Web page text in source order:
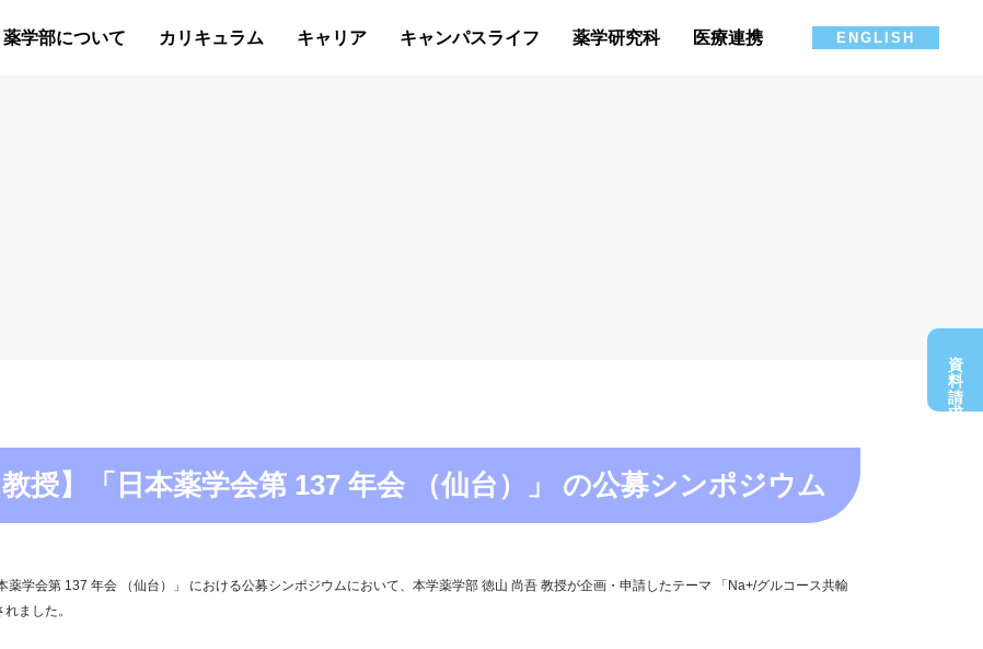
薬学部について カリキュラム キャリア キャンパスライフ 薬学研究科 医療連携 ENGLISH
授】「日本薬学会第 137 年会 （仙台）」 の公募シンポジウム
学会第 137 年会 （仙台）」 における公募シンポジウムにおいて、本学薬学部 徳山 尚吾 教授が企画・申請したテーマ 「Na+/グルコース共輸
ました。
資料請求